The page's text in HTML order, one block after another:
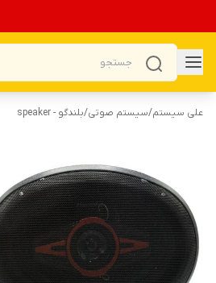
علی سیستم/سیستم صوتی/بلندگو - speaker